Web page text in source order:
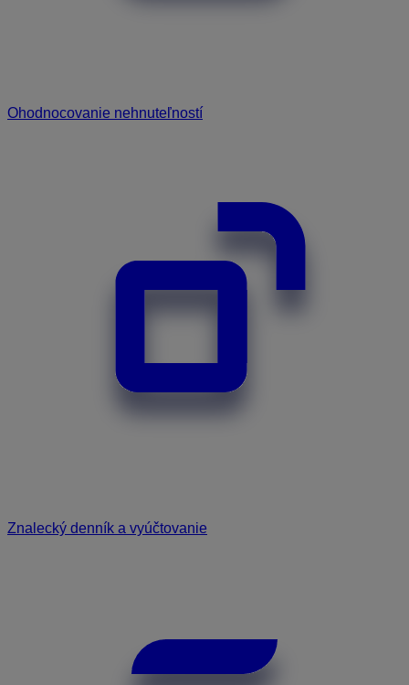
Ohodnocovanie nehnuteľností
Znalecký denník a vyúčtovanie